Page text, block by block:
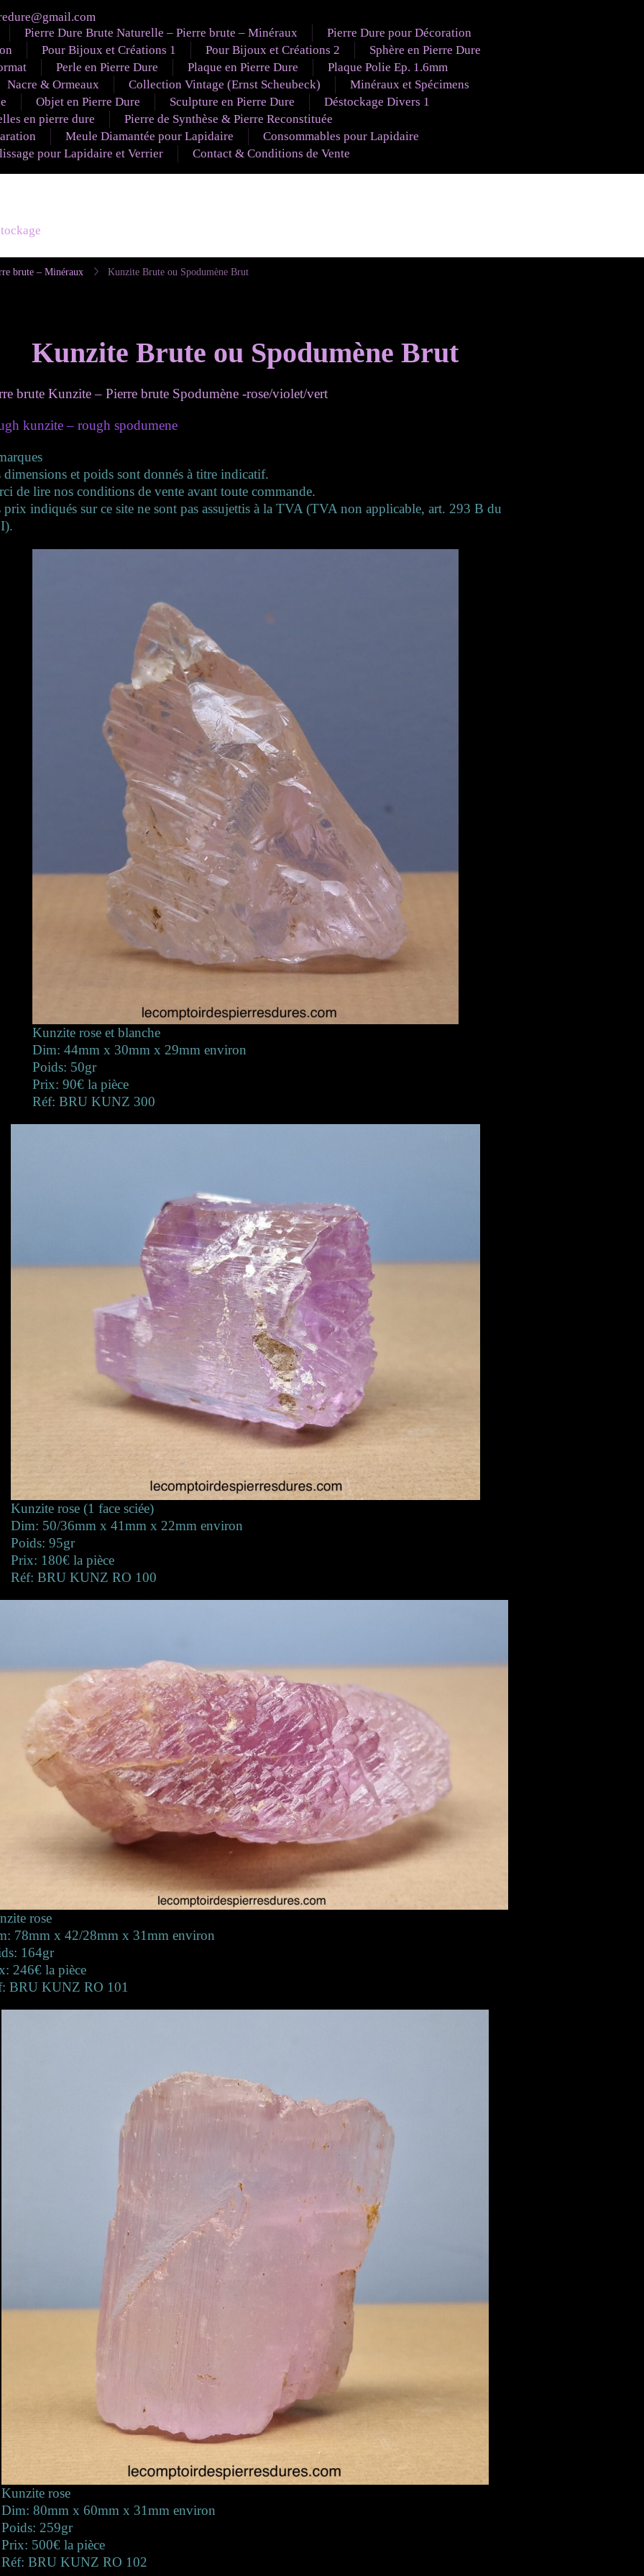
Pierre Dure Brute Naturelle – Pierre brute – Minéraux
Pierre Dure pour Décoration
Pour Bijoux et Créations 1 Pour Bijoux et Créations 2
Sphère en Pierre Dure
Perle en Pierre Dure Plaque en Pierre Dure
Plaque Polie Ep. 1.6mm
Nacre & Ormeaux
Collection Vintage (Ernst Scheubeck)
Minéraux et Spécimens
Objet en Pierre Dure Sculpture en Pierre Dure
Déstockage Divers 1
en pierre dure
Pierre de Synthèse & Pierre Reconstituée
Meule Diamantée pour Lapidaire
Consommables pour Lapidaire
pour Lapidaire et Verrier
Contact & Conditions de Vente
brute – Minéraux Kunzite Brute ou Spodumène Brut
Kunzite Brute ou Spodumène Brut
brute Kunzite – Pierre brute Spodumène -rose/violet/vert
kunzite – rough spodumene
dimensions et poids sont donnés à titre indicatif.
de lire nos conditions de vente avant toute commande.
prix indiqués sur ce site ne sont pas assujettis à la TVA (TVA non applicable, art. 293 B du
Kunzite rose et blanche
Dim: 44mm x 30mm x 29mm environ
Poids: 50gr
Prix: 90€ la pièce
Réf: BRU KUNZ 300
Kunzite rose (1 face sciée)
Dim: 50/36mm x 41mm x 22mm environ
Poids: 95gr
Prix: 180€ la pièce
Réf: BRU KUNZ RO 100
rose
78mm x 42/28mm x 31mm environ
164gr
246€ la pièce
BRU KUNZ RO 101
Kunzite rose
Dim: 80mm x 60mm x 31mm environ
Poids: 259gr
Prix: 500€ la pièce
Réf: BRU KUNZ RO 102